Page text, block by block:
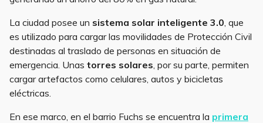
La ciudad posee un sistema solar inteligente 3.0 , que
es utilizado para cargar las movilidades de Protección Civil
destinadas al traslado de personas en situación de
emergencia. Unas torres solares , por su parte, permiten
cargar artefactos como celulares, autos y bicicletas
eléctricas.
En ese marco, en el barrio Fuchs se encuentra la primera